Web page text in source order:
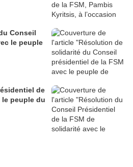
Conseil
le peuple
de
le peuple du